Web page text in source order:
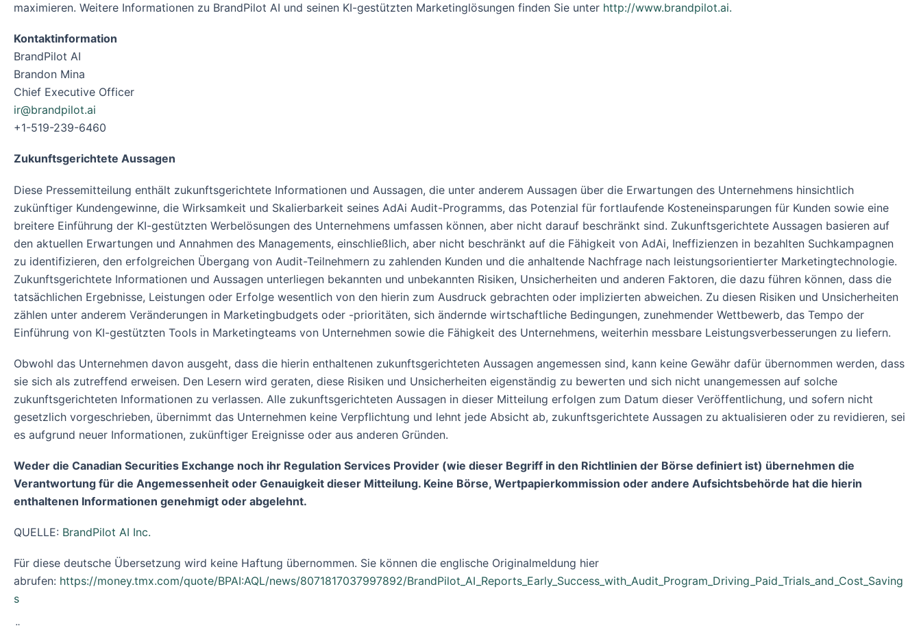
maximieren. Weitere Informationen zu BrandPilot AI und seinen KI-gestützten Marketinglösungen finden Sie unter http://www.brandpilot.ai.
Kontaktinformation
BrandPilot AI
Brandon Mina
Chief Executive Officer
ir@brandpilot.ai
+1-519-239-6460
Zukunftsgerichtete Aussagen
Diese Pressemitteilung enthält zukunftsgerichtete Informationen und Aussagen, die unter anderem Aussagen über die Erwartungen des Unternehmens hinsichtlich
zukünftiger Kundengewinne, die Wirksamkeit und Skalierbarkeit seines AdAi Audit-Programms, das Potenzial für fortlaufende Kosteneinsparungen für Kunden sowie eine
breitere Einführung der KI-gestützten Werbelösungen des Unternehmens umfassen können, aber nicht darauf beschränkt sind. Zukunftsgerichtete Aussagen basieren auf
den aktuellen Erwartungen und Annahmen des Managements, einschließlich, aber nicht beschränkt auf die Fähigkeit von AdAi, Ineffizienzen in bezahlten Suchkampagnen
zu identifizieren, den erfolgreichen Übergang von Audit-Teilnehmern zu zahlenden Kunden und die anhaltende Nachfrage nach leistungsorientierter Marketingtechnologie.
Zukunftsgerichtete Informationen und Aussagen unterliegen bekannten und unbekannten Risiken, Unsicherheiten und anderen Faktoren, die dazu führen können, dass die
tatsächlichen Ergebnisse, Leistungen oder Erfolge wesentlich von den hierin zum Ausdruck gebrachten oder implizierten abweichen. Zu diesen Risiken und Unsicherheiten
zählen unter anderem Veränderungen in Marketingbudgets oder -prioritäten, sich ändernde wirtschaftliche Bedingungen, zunehmender Wettbewerb, das Tempo der
Einführung von KI-gestützten Tools in Marketingteams von Unternehmen sowie die Fähigkeit des Unternehmens, weiterhin messbare Leistungsverbesserungen zu liefern.
Obwohl das Unternehmen davon ausgeht, dass die hierin enthaltenen zukunftsgerichteten Aussagen angemessen sind, kann keine Gewähr dafür übernommen werden, dass
sie sich als zutreffend erweisen. Den Lesern wird geraten, diese Risiken und Unsicherheiten eigenständig zu bewerten und sich nicht unangemessen auf solche
zukunftsgerichteten Informationen zu verlassen. Alle zukunftsgerichteten Aussagen in dieser Mitteilung erfolgen zum Datum dieser Veröffentlichung, und sofern nicht
gesetzlich vorgeschrieben, übernimmt das Unternehmen keine Verpflichtung und lehnt jede Absicht ab, zukunftsgerichtete Aussagen zu aktualisieren oder zu revidieren, sei
es aufgrund neuer Informationen, zukünftiger Ereignisse oder aus anderen Gründen.
Weder die Canadian Securities Exchange noch ihr Regulation Services Provider (wie dieser Begriff in den Richtlinien der Börse definiert ist) übernehmen die
Verantwortung für die Angemessenheit oder Genauigkeit dieser Mitteilung. Keine Börse, Wertpapierkommission oder andere Aufsichtsbehörde hat die hierin
enthaltenen Informationen genehmigt oder abgelehnt.
QUELLE: BrandPilot AI Inc.
Für diese deutsche Übersetzung wird keine Haftung übernommen. Sie können die englische Originalmeldung hier
abrufen: https://money.tmx.com/quote/BPAI:AQL/news/8071817037997892/BrandPilot_AI_Reports_Early_Success_with_Audit_Program_Driving_Paid_Trials_and_Cost_Saving
s